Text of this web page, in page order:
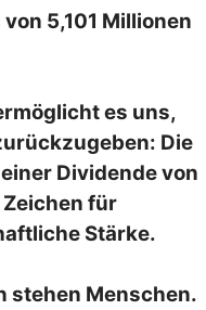
5,101 Millionen
es uns,
Die
Dividende von
für
Stärke.
stehen Menschen.